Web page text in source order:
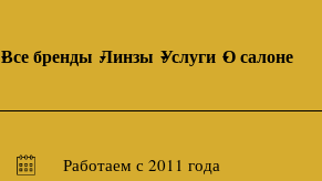
Все бренды Линзы Услуги О салоне
Работаем с 2011 года